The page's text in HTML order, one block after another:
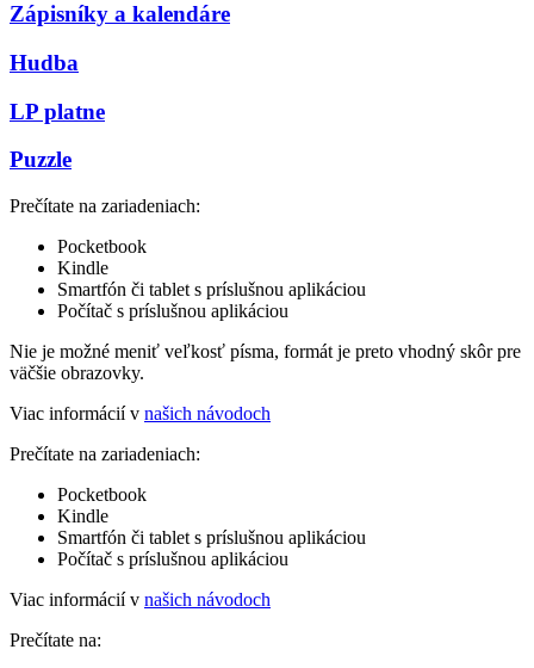
Zápisníky a kalendáre
Hudba
LP platne
Puzzle
Prečítate na zariadeniach:
Pocketbook
Kindle
Smartfón či tablet s príslušnou aplikáciou
Počítač s príslušnou aplikáciou
Nie je možné meniť veľkosť písma, formát je preto vhodný skôr pre
väčšie obrazovky.
Viac informácií v našich návodoch
Prečítate na zariadeniach:
Pocketbook
Kindle
Smartfón či tablet s príslušnou aplikáciou
Počítač s príslušnou aplikáciou
Viac informácií v našich návodoch
Prečítate na: